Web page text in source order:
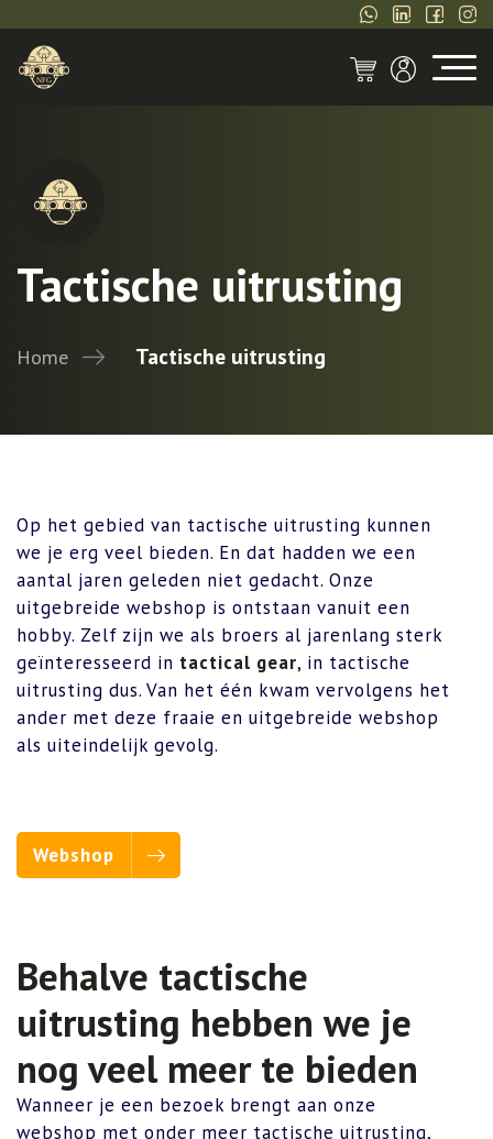
Tactische uitrusting
Home Tactische uitrusting
Op het gebied van tactische uitrusting kunnen
we je erg veel bieden. En dat hadden we een
aantal jaren geleden niet gedacht. Onze
uitgebreide webshop is ontstaan vanuit een
hobby. Zelf zijn we als broers al jarenlang sterk
geïnteresseerd in tactical gear, in tactische
uitrusting dus. Van het één kwam vervolgens het
ander met deze fraaie en uitgebreide webshop
als uiteindelijk gevolg.
Webshop
Behalve tactische
uitrusting hebben we je
nog veel meer te bieden
Wanneer je een bezoek brengt aan onze
webshop met onder meer tactische uitrusting,